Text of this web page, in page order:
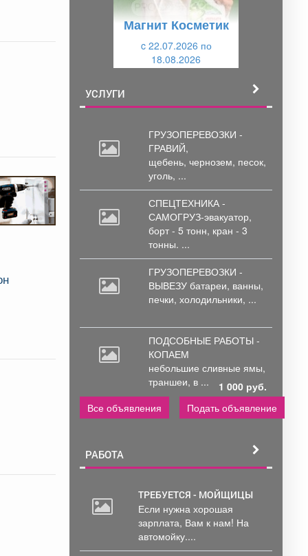
Магнит Косметик
c 22.07.2026 по
18.08.2026
УСЛУГИ
ГРУЗОПЕРЕВОЗКИ -
ГРАВИЙ,
щебень, чернозем, песок,
уголь, ...
СПЕЦТЕХНИКА -
САМОГРУЗ-эвакуатор,
борт - 5 тонн, кран - 3
тонны. ...
ГРУЗОПЕРЕВОЗКИ -
ВЫВЕЗУ батареи, ванны,
печки, холодильники, ...
ПОДСОБНЫЕ РАБОТЫ -
КОПАЕМ
небольшие сливные ямы,
траншеи, в ...
1 000 руб.
Все объявления
Подать объявление
РАБОТА
ТРЕБУЕТСЯ - МОЙЩИЦЫ
Если нужна хорошая
зарплата, Вам к нам! На
автомойку....